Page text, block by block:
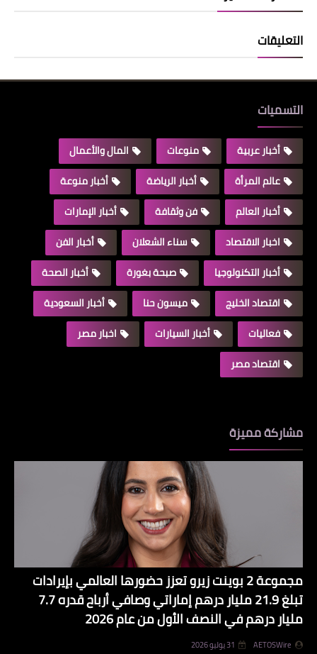
التعليقات
التسميات
أخبار عربية منوعات
المال والأعمال
عالم المرأة
أخبار الرياضة
أخبار منوعة
أخبار العالم
فن وثقافة
أخبار الإمارات
اخبار الاقتصاد
سناء الشعلان
أخبار الفن
أخبار التكنولوجيا
صبحة بغورة
أخبار الصحة
اقتصاد الخليج
ميسون حنا
أخبار السعودية
فعاليات
أخبار السيارات
اخبار مصر
اقتصاد مصر
مشاركة مميزة
مجموعة 2 بوينت زيرو تعزز حضورها العالمي بإيرادات
تبلغ 21.9 مليار درهم إماراتي وصافي أرباح قدره 7.7
مليار درهم في النصف الأول من عام 2026
AETOSWire 31 يوليو 2026